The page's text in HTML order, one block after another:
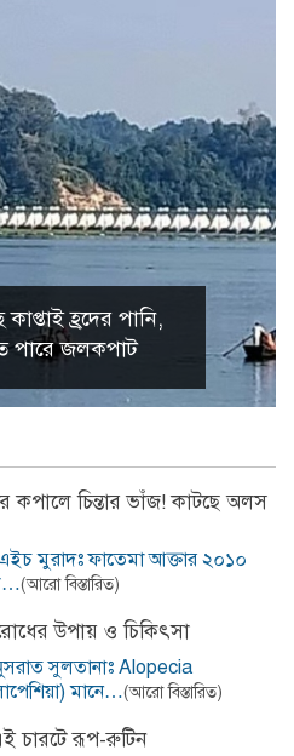
কাপ্তাই হ্রদের পানি,
পারে জলকপাট
কপালে চিন্তার ভাঁজ! কাটছে অলস
মুরাদঃ ফাতেমা আক্তার ২০১০
(আরো বিস্তারিত)
উপায় ও চিকিৎসা
সুলতানাঃ Alopecia
মানে…(আরো বিস্তারিত)
চারটে রূপ-রুটিন